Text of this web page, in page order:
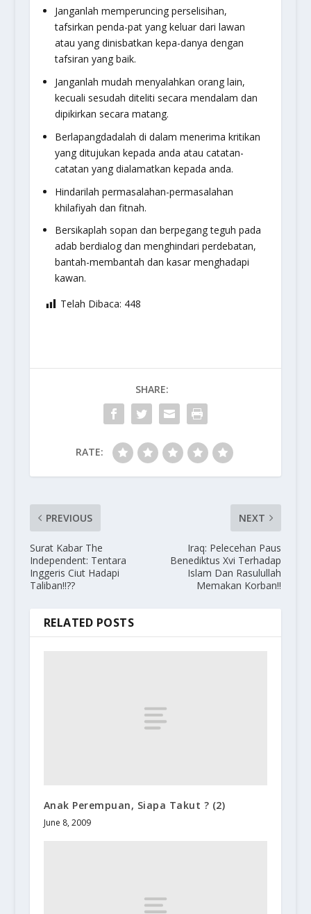
Janganlah memperuncing perselisihan,
tafsirkan penda-pat yang keluar dari lawan
atau yang dinisbatkan kepa-danya dengan
tafsiran yang baik.
Janganlah mudah menyalahkan orang lain,
kecuali sesudah diteliti secara mendalam dan
dipikirkan secara matang.
Berlapangdadalah di dalam menerima kritikan
yang ditujukan kepada anda atau catatan-
catatan yang dialamatkan kepada anda.
Hindarilah permasalahan-permasalahan
khilafiyah dan fitnah.
Bersikaplah sopan dan berpegang teguh pada
adab berdialog dan menghindari perdebatan,
bantah-membantah dan kasar menghadapi
kawan.
Telah Dibaca: 448
SHARE:
RATE:
PREVIOUS
Surat Kabar The
Independent: Tentara
Inggeris Ciut Hadapi
Taliban!!??
NEXT
Iraq: Pelecehan Paus
Benediktus Xvi Terhadap
Islam Dan Rasulullah
Memakan Korban!!
RELATED POSTS
Anak Perempuan, Siapa Takut ? (2)
June 8, 2009